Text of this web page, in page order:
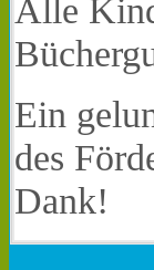
Alle
Ein
des
Dank!